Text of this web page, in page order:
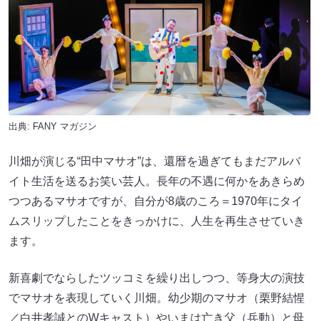
出典: FANY マガジン
川畑が演じる“田中マサオ”は、還暦を過ぎてもまだアルバ
イト生活を送るお笑い芸人。長年の不遇に何かをあきらめ
つつあるマサオですが、自分が8歳のころ＝1970年にタイ
ムスリップしたことをきっかけに、人生を再生させていき
ます。
新喜劇でならしたツッコミを繰り出しつつ、等身大の演技
でマサオを表現していく川畑。幼少期のマサオ（栗野結惺
／白井孝誠とのWキャスト）やいまは亡き父（兵動）と母